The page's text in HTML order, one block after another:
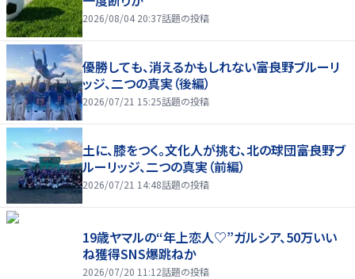
2026/08/04 20:37話題の投稿
優勝しても、消えるかもしれない――富良野ブルーリ
ッジ、二つの真実（後編）
2026/07/21 15:25話題の投稿
土に、膝をつく。文化人が挑む、北の球団――富良野ブ
ルーリッジ、二つの真実（前編）
2026/07/21 14:48話題の投稿
19歳ヤマルの“年上恋人♡”ガルシア、50万いい
ね獲得SNS爆跳ねか
2026/07/20 11:12話題の投稿